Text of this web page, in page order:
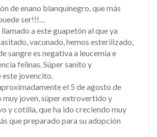
de enano blanquinegro, que más
ser!!!…
a este guapetón al que ya
vacunado, hemos esterilizado,
sangre es negativa a leucemia e
felinas. Súper sanito y
jovencito.
el 5 de agosto de
muy joven, súper extrovertido y
y cotilla, que ha ido creciendo muy
que preparado para su adopción